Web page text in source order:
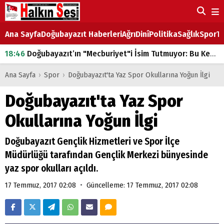
Ana SayfaDoğubayazıt HaberleriAğrıDinîPolitikaSağlıkSpor
18:46 Doğubayazıt’ın "Mecburiyet"i İsim Tutmuyor: Bu Kez de Mem u Zîn Oldu!
07:53Doğubayazıt’ta Ekmek Fiyatlarına Zam
Doğubayazıt'ta çocukların sırtındaki ağır yük
07:00 DEVLET ve HÜKÜMET
18:29ÇARŞI CADDESİ YAZ BOZ TAHTASI
Ana Sayfa › Spor › Doğubayazıt'ta Yaz Spor Okullarına Yoğun İlgi
Doğubayazıt'ta Yaz Spor
Okullarına Yoğun İlgi
Doğubayazıt Gençlik Hizmetleri ve Spor İlçe
Müdürlüğü tarafından Gençlik Merkezi bünyesinde
yaz spor okulları açıldı.
17 Temmuz, 2017 02:08 • Güncelleme: 17 Temmuz, 2017 02:08